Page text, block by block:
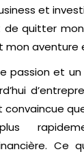
et
quitter
mon aventure
passion et
Ce